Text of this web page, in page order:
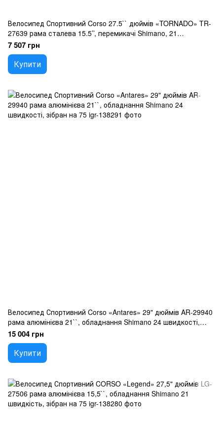
Велосипед Спортивний Corso 27.5`` дюймів «TORNADO» TR-
27639 рама сталева 15.5’’, перемикачі Shimano, 21
швидкість, зібран на 75
7 507 грн
Купити
Велосипед Спортивний Corso «Antares» 29" дюймів AR-29940
рама алюмінієва 21``, обладнання Shimano 24 швидкості,
зібран на 75
15 004 грн
Купити